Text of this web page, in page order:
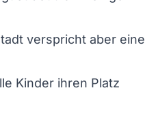
verspricht aber eine
Kinder ihren Platz